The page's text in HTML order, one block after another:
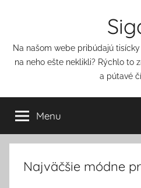
Na našom webe pribúdajú
na neho ešte neklikli? Rýchlo to
a pútavé
Menu
Najväčšie módne